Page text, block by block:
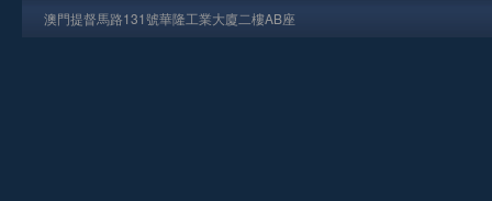
澳門提督馬路131號華隆工業大廈二樓AB座